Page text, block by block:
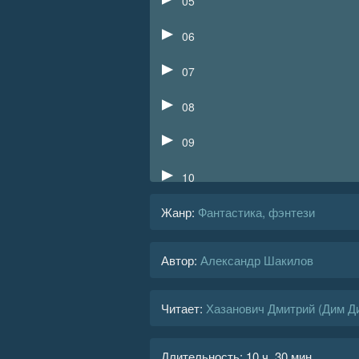
06
07
08
09
10
11
14
15
Жанр: Фантастика, фэнтези
Автор: Александр Шакилов
Читает: Хазанович Дмитрий (Дим